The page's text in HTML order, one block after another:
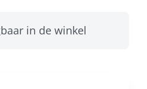
in de winkel